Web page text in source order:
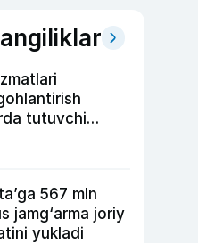
tutuvchi
567 mln
jamg‘arma joriy
yukladi